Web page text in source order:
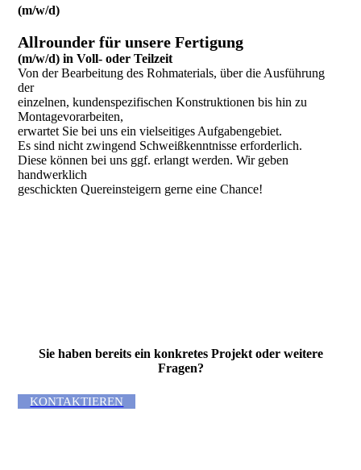
(m/w/d)
Allrounder für unsere Fertigung
(m/w/d) in Voll- oder Teilzeit
Von der Bearbeitung des Rohmaterials, über die Ausführung
der
einzelnen, kundenspezifischen Konstruktionen bis hin zu
Montagevorarbeiten,
erwartet Sie bei uns ein vielseitiges Aufgabengebiet.
Es sind nicht zwingend Schweißkenntnisse erforderlich.
Diese können bei uns ggf. erlangt werden. Wir geben
handwerklich
geschickten Quereinsteigern gerne eine Chance!
Sie haben bereits ein kon­kre­tes Projekt oder wei­tere
Fragen?
KONTAKTIEREN